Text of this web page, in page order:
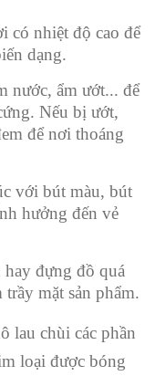
có nhiệt độ cao để
dạng.
nước, ẩm ướt... để
Nếu bị ướt,
để nơi thoáng
với bút màu, bút
hưởng đến vẻ
đựng đồ quá
mặt sản phẩm.
lau chùi các phần
loại được bóng